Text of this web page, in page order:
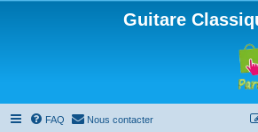
Guitare
FAQ Nous contacter